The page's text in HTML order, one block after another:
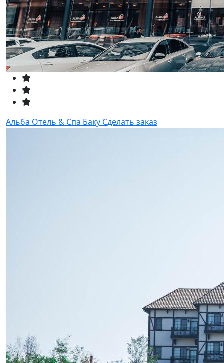
Альба Отель & Спа Баку Сделать заказ